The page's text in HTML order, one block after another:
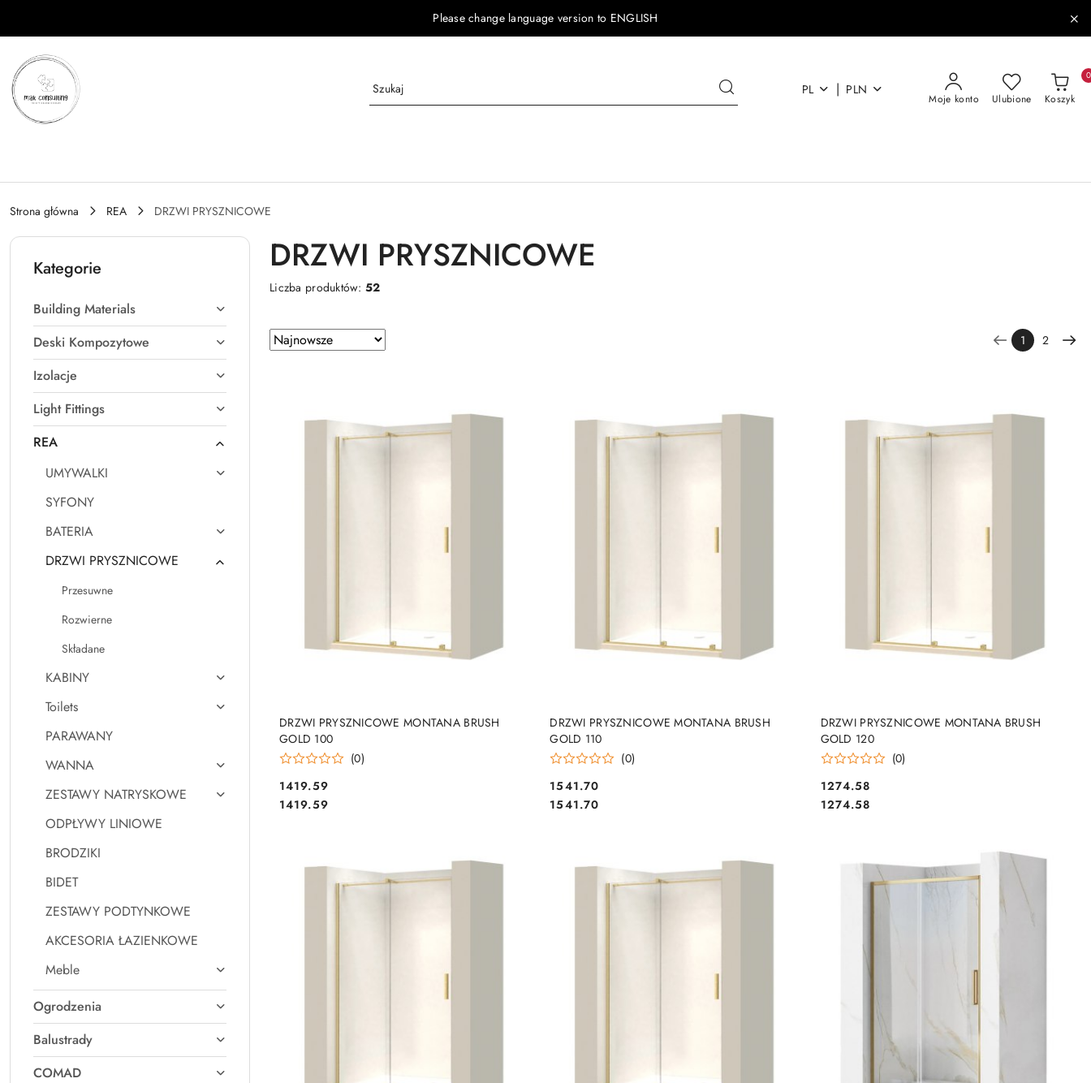
Please change language version to ENGLISH
PL | PLN
Moje konto Ulubione Koszyk
0
Strona główna REA DRZWI PRYSZNICOWE
Kategorie
Building Materials
Deski Kompozytowe
Izolacje
Light Fittings
REA
UMYWALKI
SYFONY
BATERIA
DRZWI PRYSZNICOWE
Przesuwne
Rozwierne
Składane
KABINY
Toilets
PARAWANY
WANNA
ZESTAWY NATRYSKOWE
ODPŁYWY LINIOWE
BRODZIKI
BIDET
ZESTAWY PODTYNKOWE
AKCESORIA ŁAZIENKOWE
Meble
Ogrodzenia
Balustrady
COMAD
DRZWI PRYSZNICOWE
Liczba produktów:52
Zastosowano
sortowanie:
Sortuj
według
1 2
DRZWI PRYSZNICOWE MONTANA BRUSH
GOLD 100
(0)
Cena:
1419.59
Cena:
1419.59
DO KOSZYKA
DRZWI PRYSZNICOWE MONTANA BRUSH
GOLD 110
(0)
Cena:
1541.70
Cena:
1541.70
DO KOSZYKA
DRZWI PRYSZNICOWE MONTANA BRUSH
GOLD 120
(0)
Cena:
1274.58
Cena:
1274.58
DO KOSZYKA